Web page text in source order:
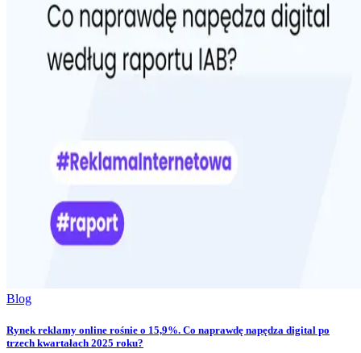
Blog
Rynek reklamy online rośnie o 15,9%. Co naprawdę napędza digital po
trzech kwartałach 2025 roku?